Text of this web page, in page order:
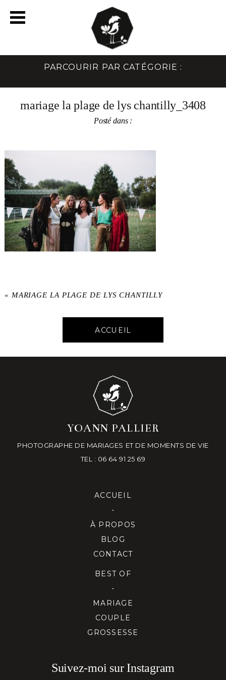
PARCOURIR PAR CATÉGORIE :
mariage la plage de lys chantilly_3408
Posté dans :
« MARIAGE LA PLAGE DE LYS CHANTILLY
ACCUEIL
YOANN PALLIER
PHOTOGRAPHE DE MARIAGES ET DE MOMENTS DE VIE
TEL : 06 64 91 25 69
ACCUEIL
-
À PROPOS
BLOG
CONTACT
BEST OF
-
MARIAGE
COUPLE
GROSSESSE
Suivez-moi sur Instagram